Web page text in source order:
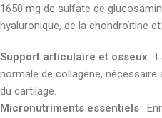
1650 mg de sulfate de
hyaluronique, de la chondroïtine
Support articulaire et osseux :
normale de collagène,
du cartilage.
Micronutriments essentiels :